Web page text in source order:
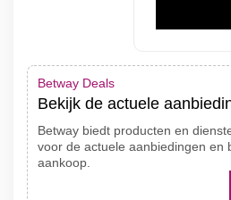
Betway Deals
Bekijk de actuele
Betway biedt producten en
voor de actuele aanbiedingen en
aankoop.